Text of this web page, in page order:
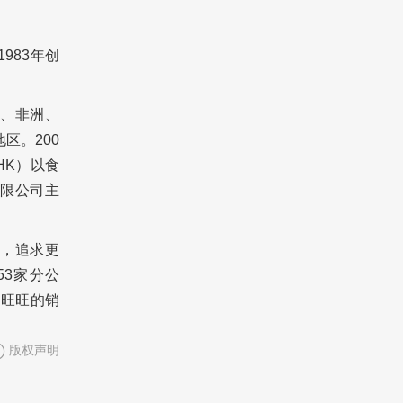
年创
非洲、
区。200
）以食
公司主
追求更
家分公
旺的销
版权声明